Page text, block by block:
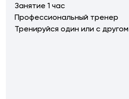
Занятие 1 час
Профессиональный тренер
Тренируйся один или с другом